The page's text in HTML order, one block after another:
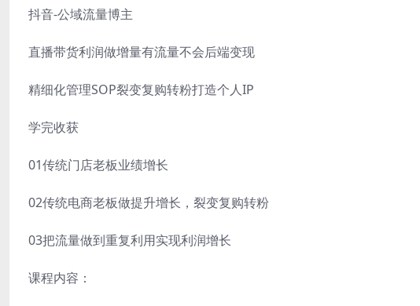
抖音-公域流量博主
直播带货利润做增量有流量不会后端变现
精细化管理SOP裂变复购转粉打造个人IP
学完收获
01传统门店老板业绩增长
02传统电商老板做提升增长，裂变复购转粉
03把流量做到重复利用实现利润增长
课程内容：